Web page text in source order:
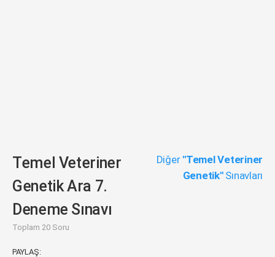
Temel Veteriner
Genetik Ara 7.
Deneme Sınavı
Toplam 20 Soru
Diğer "Temel Veteriner
Genetik"Sınavları
PAYLAŞ: